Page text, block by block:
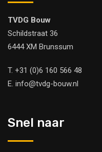
TVDG Bouw
Schildstraat 36
6444 XM Brunssum
T. +31 (0)6 160 566 48
E. info@tvdg-bouw.nl
Snel naar